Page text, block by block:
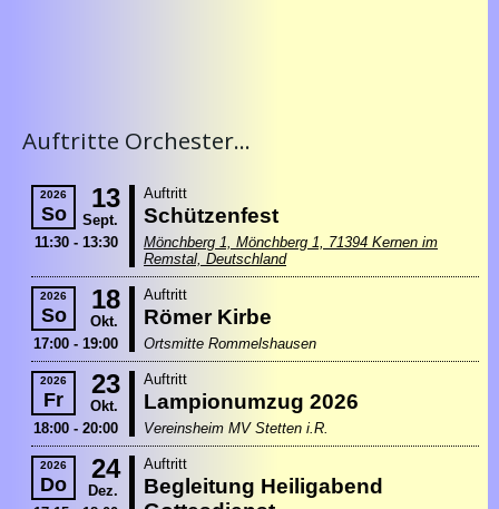
Auftritte Orchester...